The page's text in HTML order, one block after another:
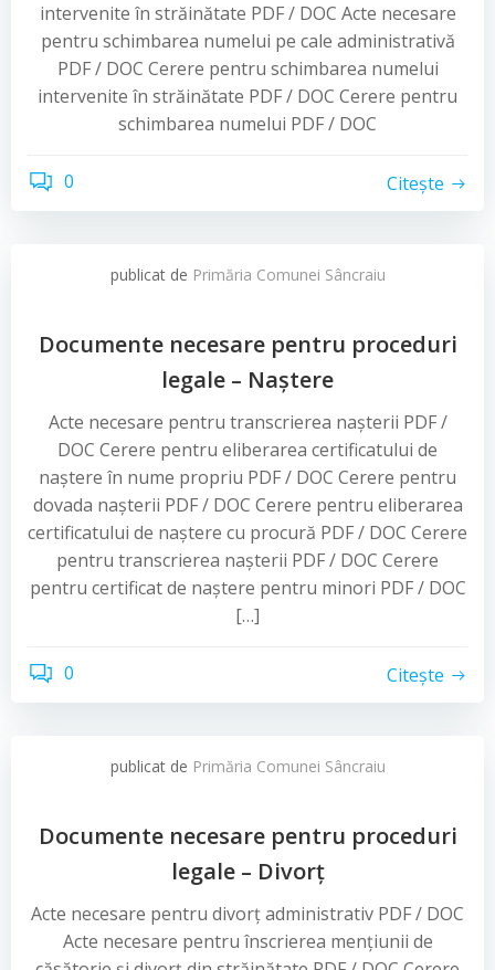
intervenite în străinătate PDF / DOC Acte necesare
pentru schimbarea numelui pe cale administrativă
PDF / DOC Cerere pentru schimbarea numelui
intervenite în străinătate PDF / DOC Cerere pentru
schimbarea numelui PDF / DOC
0 Citește
publicat de Primăria Comunei Sâncraiu
Documente necesare pentru proceduri
legale – Naștere
Acte necesare pentru transcrierea nașterii PDF /
DOC Cerere pentru eliberarea certificatului de
naștere în nume propriu PDF / DOC Cerere pentru
dovada nașterii PDF / DOC Cerere pentru eliberarea
certificatului de naștere cu procură PDF / DOC Cerere
pentru transcrierea nașterii PDF / DOC Cerere
pentru certificat de naștere pentru minori PDF / DOC
[…]
0 Citește
publicat de Primăria Comunei Sâncraiu
Documente necesare pentru proceduri
legale – Divorț
Acte necesare pentru divorț administrativ PDF / DOC
Acte necesare pentru înscrierea mențiunii de